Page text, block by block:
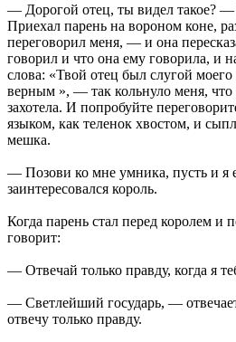
— Дорогой отец, ты видел такое?
Приехал парень на вороном коне,
переговорил меня, — и она
говорил и что она ему говорила, и
слова: «Твой отец был слугой
верным », — так кольнуло меня, что
захотела. И попробуйте
языком, как теленок хвостом, и
мешка.
— Позови ко мне умника, пусть и
заинтересовался король.
Когда парень стал перед королем и
говорит:
— Отвечай только правду, когда я
— Светлейший государь, —
отвечу только правду.